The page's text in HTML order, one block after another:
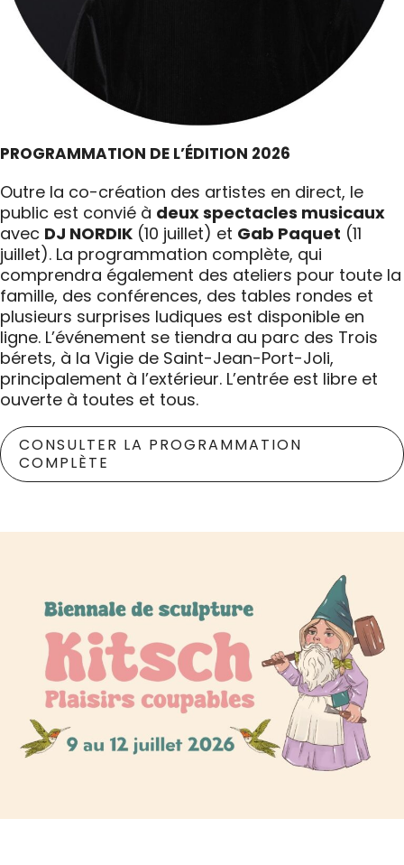
PROGRAMMATION DE L’ÉDITION 2026
Outre la co-création des artistes en direct, le
public est convié à deux spectacles musicaux
avec DJ NORDIK (10 juillet) et Gab Paquet (11
juillet). La programmation complète, qui
comprendra également des ateliers pour toute la
famille, des conférences, des tables rondes et
plusieurs surprises ludiques est disponible en
ligne. L’événement se tiendra au parc des Trois
bérets, à la Vigie de Saint-Jean-Port-Joli,
principalement à l’extérieur. L’entrée est libre et
ouverte à toutes et tous.
CONSULTER LA PROGRAMMATION
COMPLÈTE